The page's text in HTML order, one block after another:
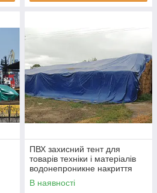
ПВХ захисний тент для
товарів техніки і матеріалів
водонепроникне накриття
для бізнесу складського
зберігання
В наявності